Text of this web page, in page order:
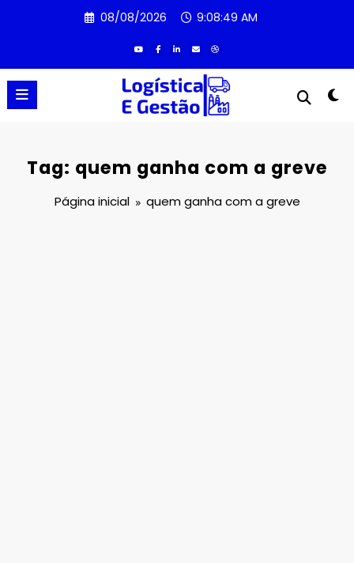
08/08/2026 9:08:49 AM
Tag: quem ganha com a greve
Página inicial quem ganha com a greve